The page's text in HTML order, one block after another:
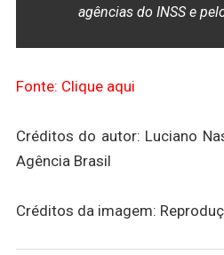
agências do INSS e
Fonte: Clique aqui
Créditos do autor: Luciano
Agência Brasil
Créditos da imagem: